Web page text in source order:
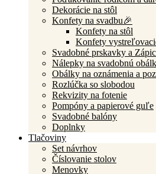
Dekorácie na stôl
Konfety na svadbu🎉
Konfety na stôl
Konfety
Svadobné prskavky a
Nálepky na svadobnú
Obálky na oznámenia a
Rozlúčka so slobodou
Rekvizity na fotenie
Pompóny a papierové guľe
Svadobné balóny
Doplnky
Tlačoviny
Set návrhov
Číslovanie stolov
Menovky